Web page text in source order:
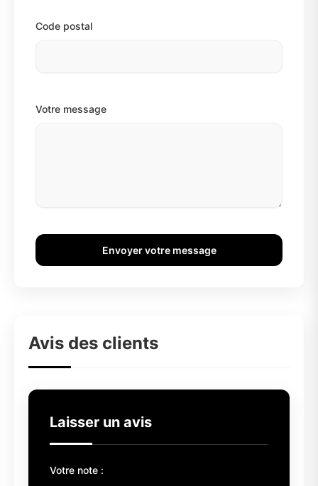
Code postal
Votre message
Envoyer votre message
Avis des clients
Laisser un avis
Votre note :